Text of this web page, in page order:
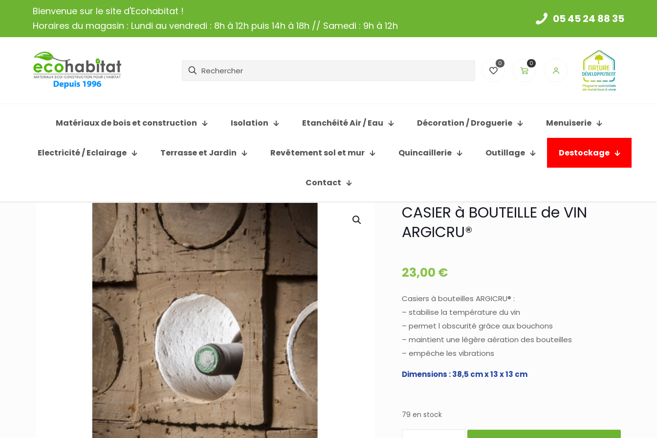
Bienvenue sur le site d'Ecohabitat !
Horaires du magasin : Lundi au vendredi : 8h à 12h puis 14h à 18h // Samedi : 9h à 12h
05 45 24 88 35
0 0
Matériaux de bois et construction Isolation Etanchéité Air / Eau Décoration / Droguerie Menuiserie
Electricité / Eclairage Terrasse et Jardin Revêtement sol et mur Quincaillerie Outillage Destockage
Contact
CASIER à BOUTEILLE de VIN
ARGICRU®
23,00 €
Casiers à bouteilles ARGICRU® :
– stabilise la température du vin
– permet l obscurité grâce aux bouchons
– maintient une légère aération des bouteilles
– empêche les vibrations
Dimensions : 38,5 cm x 13 x 13 cm
79 en stock